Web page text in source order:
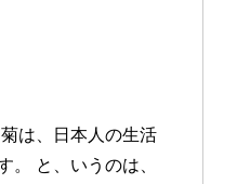
は、日本人の生活
。 と、いうのは、